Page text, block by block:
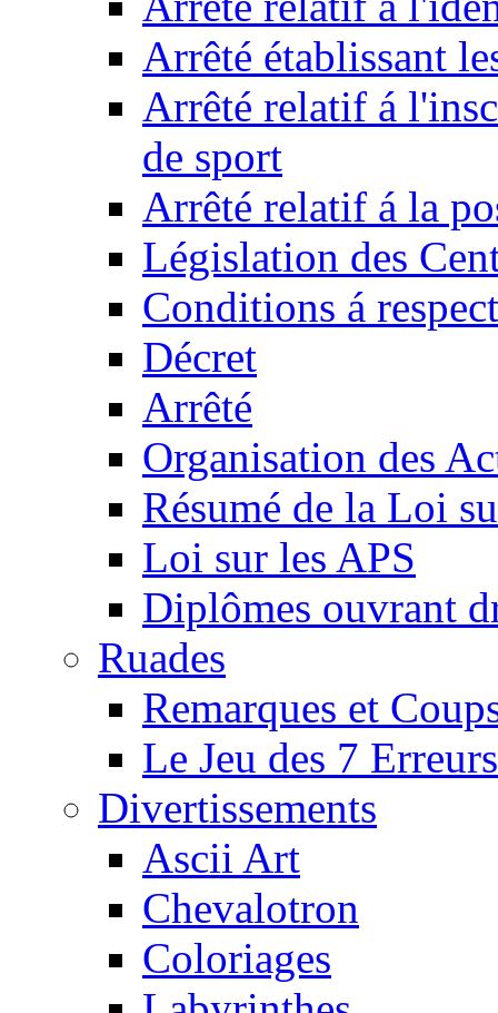
Arrêté établissant
Arrêté relatif á
de sport
Arrêté relatif á la
Législation des
Conditions á
Décret
Arrêté
Organisation des
Résumé de la Loi
Loi sur les APS
Diplômes ouvrant
Ruades
Remarques et
Le Jeu des 7 Erreurs
Divertissements
Ascii Art
Chevalotron
Coloriages